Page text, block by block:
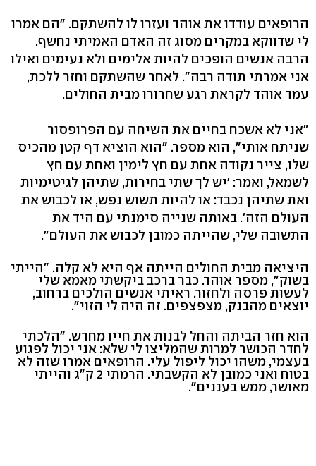
הרופאים עודדו את אוהד ועזרו לו להשתקם. "הם אמרו
לי שדווקא במקרים מסוג זה האדם האמיתי נחשף.
הרבה אנשים הופכים להיות אלימים ולא נעימים ואילו
אני אמרתי תודה רבה". לאחר שהשתקם וחזר ללכת,
עמד אוהד לקראת רגע שחרורו מבית החולים.
"אני לא אשכח בחיים את השיחה עם הפרופסור
שניתח אותי", הוא מספר. "הוא הוציא דף קטן מהכיס
שלו, צייר נקודה אחת עם חץ לימין ואחת עם חץ
לשמאל, ואמר: 'יש לך שתי בחירות, שתיהן לגיטימיות
ואת שתיהן נכבד: או להיות תשוש נפש, או לכבוש את
העולם הזה'. באותה שנייה סימנתי עם היד את
התשובה שלי, שהייתה כמובן לכבוש את העולם".
היציאה מבית החולים הייתה אף היא לא קלה. "הייתי
בשוק", מספר אוהד. כבר ברכב ביקשתי מאמא שלי
לעשות פרסה ולחזור. ראיתי אנשים הולכים ברחוב,
יוצאים מהבנק, מצפצפים. זה היה לי הזוי".
הוא חזר הביתה והחל לבנות את חייו מחדש. "הלכתי
לחדר הכושר למרות שהמליצו לי שלא: אני יכול לפגוע
בעצמי, משהו יכול ליפול עלי. הרופאים אמרו שזה לא
בטוח ואני כמובן לא הקשבתי. הרמתי 2 ק"ג והייתי
מאושר, ממש בעננים".